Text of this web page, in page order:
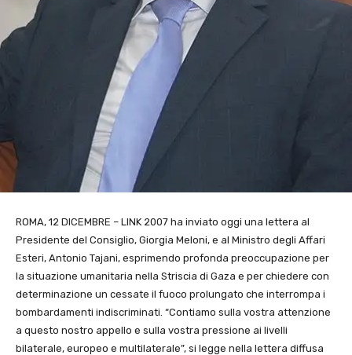
ROMA, 12 DICEMBRE – LINK 2007 ha inviato oggi una lettera al
Presidente del Consiglio, Giorgia Meloni, e al Ministro degli Affari
Esteri, Antonio Tajani, esprimendo profonda preoccupazione per
la situazione umanitaria nella Striscia di Gaza e per chiedere con
determinazione un cessate il fuoco prolungato che interrompa i
bombardamenti indiscriminati. “Contiamo sulla vostra attenzione
a questo nostro appello e sulla vostra pressione ai livelli
bilaterale, europeo e multilaterale”, si legge nella lettera diffusa